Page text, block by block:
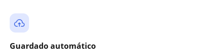
Guardado automático